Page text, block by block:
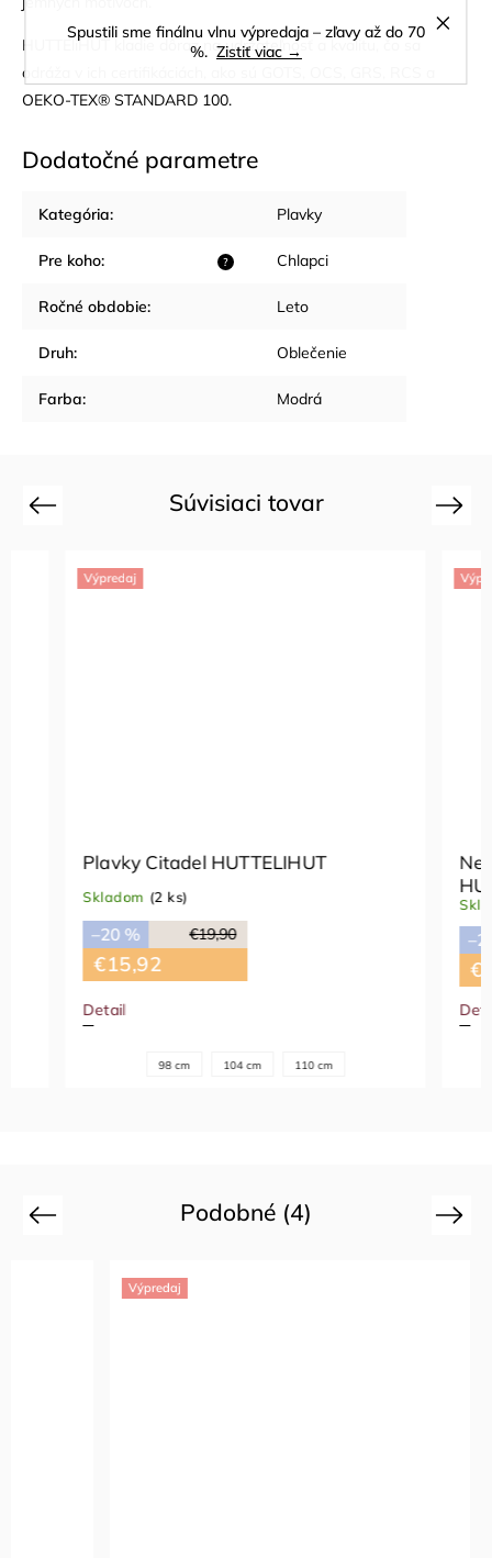
Spustili sme finálnu vlnu výpredaja – zľavy až do 70
%. Zistiť viac →
HUTTEliHUT kladie dôraz na udržateľnosť a kvalitu, čo sa
odráža v ich certifikáciách, ako sú GOTS, OCS, GRS, RCS a
OEKO-TEX® STANDARD 100.
Dodatočné parametre
Kategória: Plavky
?
Pre koho: Chlapci
Ročné obdobie: Leto
Druh: Oblečenie
Farba: Modrá
Súvisiaci tovar
Previous
Výpredaj
Plavky Citadel HUTTELIHUT
Skladom (2 ks)
€19,90
–20 %
€15,92
104 cm 110 cm
Výpredaj
Skladom
–20 %
Next
Podobné (4)
Previous Next